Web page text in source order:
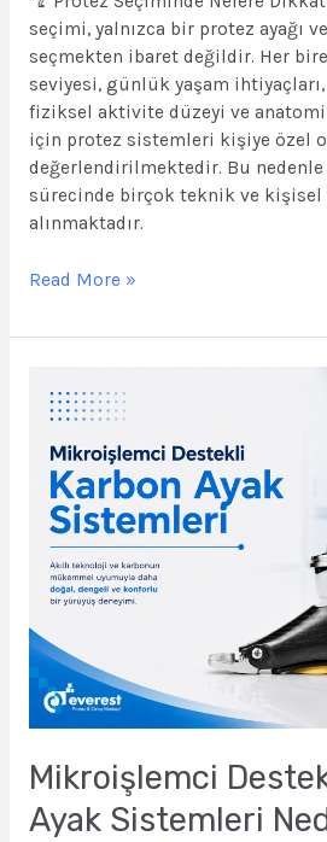
seçimi, yalnızca bir protez ayağı
seçmekten ibaret değildir. Her
seviyesi, günlük yaşam ihtiyaçları,
fiziksel aktivite düzeyi ve
için protez sistemleri kişiye özel
değerlendirilmektedir. Bu
sürecinde birçok teknik ve
alınmaktadır.
Read More »
Mikroişlemci
Ayak Sistemleri
Destekli
Ayak
Sistemleri
Nedir?